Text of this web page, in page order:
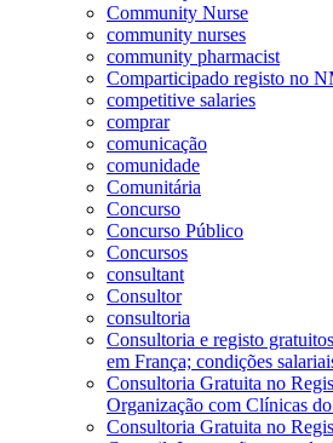
Community Nurse
community nurses
community pharmacist
Comparticipado registo no
competitive salaries
comprar
comunicação
comunidade
Comunitária
Concurso
Concurso Público
Concursos
consultant
Consultor
consultoria
Consultoria e registo
em França; condições
Consultoria Gratuita no
Organização com Clínicas
Consultoria Gratuita no